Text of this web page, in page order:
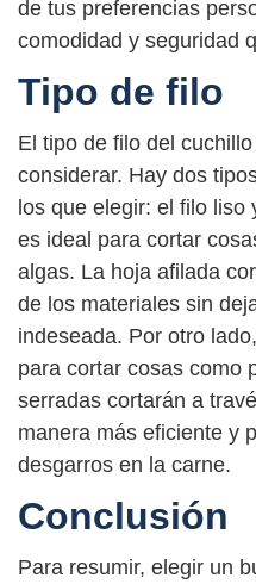
de tus preferencias
comodidad y seguridad
Tipo de filo
El tipo de filo del
considerar. Hay dos
los que elegir: el filo
es ideal para cortar
algas. La hoja afilada
de los materiales sin
indeseada. Por otro
para cortar cosas como
serradas cortarán a
manera más eficiente y
desgarros en la carne.
Conclusión
Para resumir, elegir un